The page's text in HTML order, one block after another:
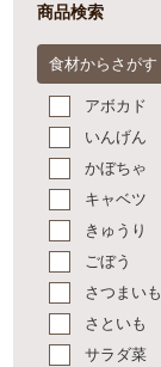
商品検索
食材からさがす
アボカド
いんげん
かぼちゃ
キャベツ
きゅうり
ごぼう
さつまいも
さといも
サラダ菜